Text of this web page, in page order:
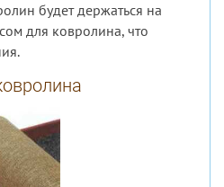
будет держаться на
для ковролина, что